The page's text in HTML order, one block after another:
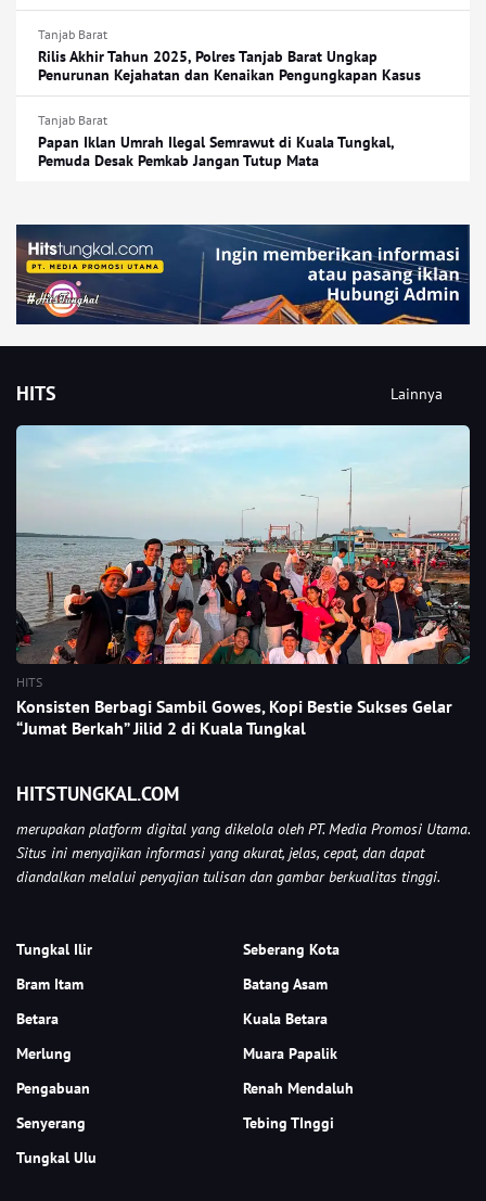
Tanjab Barat
Rilis Akhir Tahun 2025, Polres Tanjab Barat Ungkap
Penurunan Kejahatan dan Kenaikan Pengungkapan Kasus
Tanjab Barat
Papan Iklan Umrah Ilegal Semrawut di Kuala Tungkal,
Pemuda Desak Pemkab Jangan Tutup Mata
HITS Lainnya
HITS
Konsisten Berbagi Sambil Gowes, Kopi Bestie Sukses Gelar
“Jumat Berkah” Jilid 2 di Kuala Tungkal
HITSTUNGKAL.COM
merupakan platform digital yang dikelola oleh PT. Media Promosi Utama.
Situs ini menyajikan informasi yang akurat, jelas, cepat, dan dapat
diandalkan melalui penyajian tulisan dan gambar berkualitas tinggi.
Tungkal Ilir
Seberang Kota
Bram Itam
Batang Asam
Betara
Kuala Betara
Merlung
Muara Papalik
Pengabuan
Renah Mendaluh
Senyerang
Tebing TInggi
Tungkal Ulu